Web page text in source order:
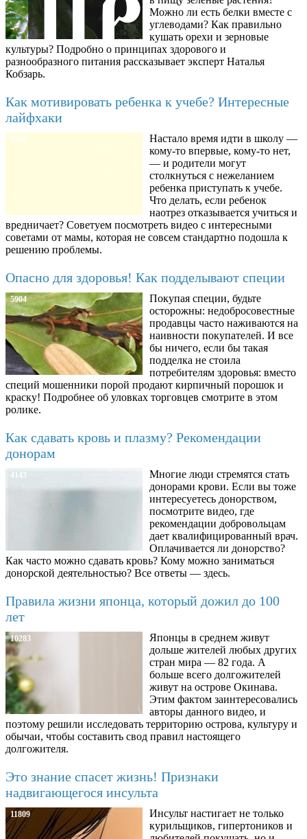
Можно ли есть белки вместе с
углеводами? Как правильно
кушать орехи и зерновые
культуры? Подробно о принципах здорового и
разнообразного питания рассказывает эксперт Наталья
Кобзарь.
Как мотивировать ребенка к учебе? Интересные
лайфхаки
8780
Настало время идти в школу —
кому-то впервые, кому-то нет,
— и родители могут
столкнуться с нежеланием
ребенка приступать к учебе.
Что делать, если ребенок
наотрез отказывается учиться и
вредничает? Советуем посмотреть видео с интересными
советами от мамы, которая не совсем стандартно подошла к
решению проблемы.
Опасно для здоровья! Как подделывают специи
5904
Покупая специи, будьте
осторожны: недобросовестные
продавцы часто наживаются на
наивности покупателей. И все
бы ничего, если бы такая
подделка не стоила
потребителям здоровья: вместо
специй мошенники порой продают кирпичный порошок и
краску! Подробнее об уловках торговцев смотрите в этом
ролике.
Как сдавать кровь и плазму? Рекомендации
донорам
4143
Многие люди стремятся стать
донорами крови. Если вы тоже
интересуетесь донорством,
посмотрите видео, где
рекомендации добровольцам
дает квалифицированный врач.
Оплачивается ли донорство?
Как часто можно сдавать кровь? Кому можно заниматься
донорской деятельностью? Все ответы — здесь.
Правила жизни японца, который дожил до 100
лет
10283
Японцы в среднем живут
дольше жителей любых других
стран мира — 82 года. А
больше всего долгожителей
живут на острове Окинава.
Этим фактом заинтересовались
авторы данного видео, и
поэтому решили исследовать территорию острова, культуру и
обычаи, чтобы составить свод правил настоящего
долгожителя.
Это знание спасет жизнь! Признаки
надвигающегося инсульта
11809
Инсульт настигает не только
курильщиков, гипертоников и